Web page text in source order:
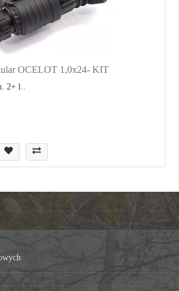
OCELOT 1,0x24- KIT
2+ l..